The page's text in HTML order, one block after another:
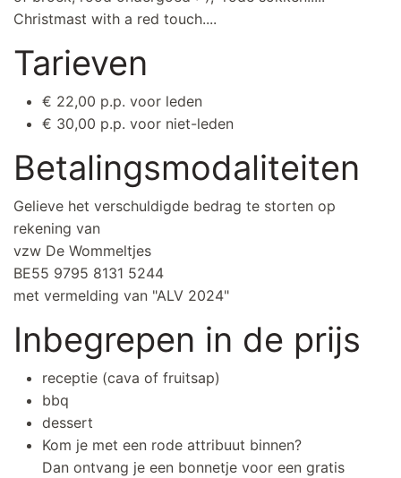
Christmast with a red touch....
Tarieven
€ 22,00 p.p. voor leden
€ 30,00 p.p. voor niet-leden
Betalingsmodaliteiten
Gelieve het verschuldigde bedrag te storten op
rekening van
vzw De Wommeltjes
BE55 9795 8131 5244
met vermelding van "ALV 2024"
Inbegrepen in de prijs
receptie (cava of fruitsap)
bbq
dessert
Kom je met een rode attribuut binnen?
Dan ontvang je een bonnetje voor een gratis